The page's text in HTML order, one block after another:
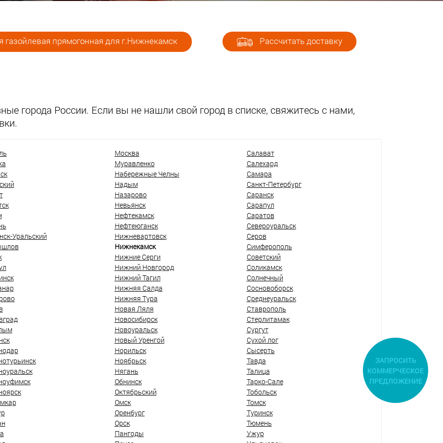
прямогонная для г.Нижнекамск Рассчитать доставку
города России. Если вы не нашли свой город в списке, свяжитесь с нами,
Уральский
Москва
Муравленко
Набережные Челны
Надым
Назарово
Невьянск
Нефтекамск
Нефтеюганск
Нижневартовск
Нижнекамск
Нижние Серги
Нижний Новгород
Нижний Тагил
Нижняя Салда
Нижняя Тура
Новая Ляля
Новосибирск
Новоуральск
Новый Уренгой
Норильск
Ноябрьск
Нягань
Обнинск
Октябрьский
Омск
Оренбург
Орск
Пангоды
Салават
Салехард
Самара
Санкт-Петербург
Саранск
Сарапул
Саратов
Североуральск
Серов
Симферополь
Советский
Соликамск
Солнечный
Сосновоборск
Среднеуральск
Ставрополь
Стерлитамак
Сургут
Сухой лог
Сысерть
Тавда
Талица
Тарко-Сале
Тобольск
Томск
Туринск
Тюмень
Ужур
ЗАПРОСИТЬ
КОММЕРЧЕСКОЕ
ПРЕДЛОЖЕНИЕ